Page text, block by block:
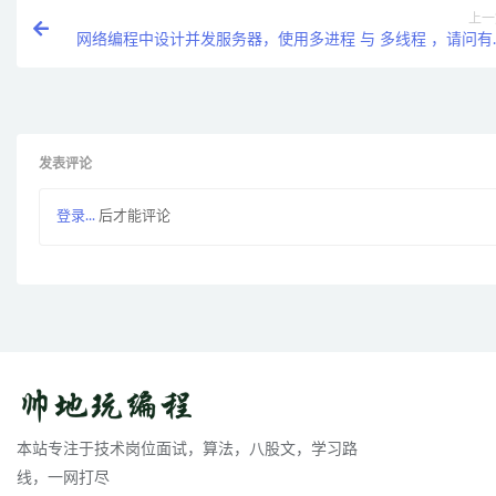
上
网络编程中设计并发服务器，使用多进程 与 多线程 ，请问有
发表评论
登录... 后才能评论
本站专注于技术岗位面试，算法，八股文，学习路
线，一网打尽